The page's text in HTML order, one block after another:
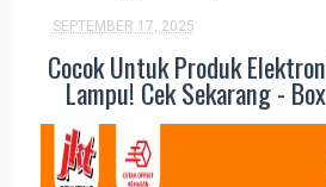
SEPTEMBER 17, 2025
Cocok Untuk Produk
Lampu! Cek Sekarang -